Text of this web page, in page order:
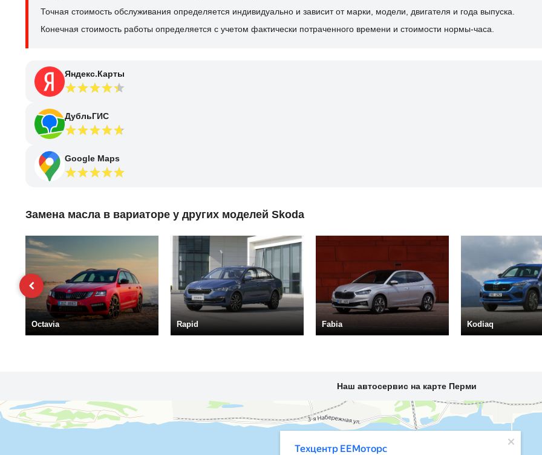
Точная стоимость обслуживания определяется индивидуально и зависит от марки, модели, двигателя и года выпуска.
Конечная стоимость работы определяется с учетом фактически потраченного времени и стоимости нормы-часа.
Яндекс.Карты
ДубльГИС
Google Maps
Замена масла в вариаторе у других моделей Skoda
Octavia Rapid Fabia Kodiaq
Наш автосервис на карте Перми